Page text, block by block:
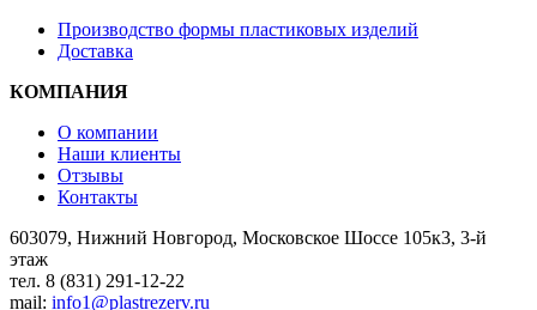
Производство формы пластиковых изделий
Доставка
КОМПАНИЯ
О компании
Наши клиенты
Отзывы
Контакты
603079, Нижний Новгород, Московское Шоссе 105к3, 3-й
этаж
тел. 8 (831) 291-12-22
mail: info1@plastrezerv.ru